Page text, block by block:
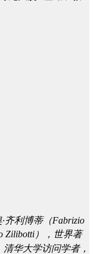
齐利博蒂（Fabrizio
Zilibotti），世界著
华大学访问学者，